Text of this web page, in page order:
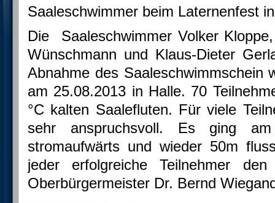
Saaleschwimmer beim Laternenfest
Die
Saaleschwimmer Volker
Wünschmann und Klaus-Dieter
Abnahme des Saaleschwimmschein
am 25.08.2013 in Halle. 70
°C kalten Saalefluten. Für viele
sehr anspruchsvoll. Es ging
stromaufwärts und wieder 50m
jeder erfolgreiche Teilnehmer den
Oberbürgermeister Dr. Bernd